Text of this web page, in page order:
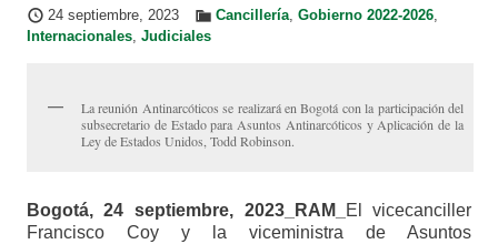
24 septiembre, 2023 Cancillería, Gobierno 2022-2026,
Internacionales, Judiciales
La reunión Antinarcóticos se realizará en Bogotá con la participación del
subsecretario de Estado para Asuntos Antinarcóticos y Aplicación de la
Ley de Estados Unidos, Todd Robinson.
Bogotá, 24 septiembre, 2023_RAM_
El vicecanciller
Francisco Coy y la viceministra de Asuntos